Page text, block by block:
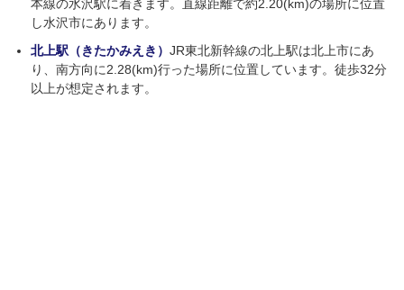
本線の水沢駅に着きます。直線距離で約2.20(km)の場所に位置
し水沢市にあります。
北上駅（きたかみえき） JR東北新幹線の北上駅は北上市にあ
り、南方向に2.28(km)行った場所に位置しています。徒歩32分
以上が想定されます。